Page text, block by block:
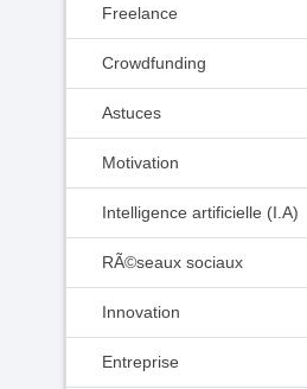
Freelance
Crowdfunding
Astuces
Motivation
Intelligence artificielle (I.A)
RÃ©seaux sociaux
Innovation
Entreprise